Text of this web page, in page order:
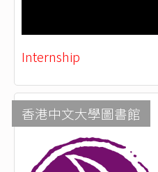
Internship
香港中文大學圖書館